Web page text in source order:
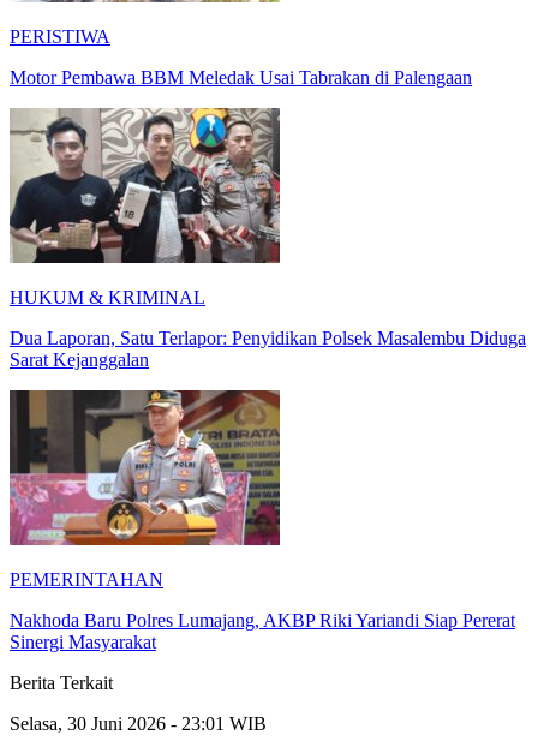
PERISTIWA
Motor Pembawa BBM Meledak Usai Tabrakan di Palengaan
HUKUM & KRIMINAL
Dua Laporan, Satu Terlapor: Penyidikan Polsek Masalembu Diduga
Sarat Kejanggalan
PEMERINTAHAN
Nakhoda Baru Polres Lumajang, AKBP Riki Yariandi Siap Pererat
Sinergi Masyarakat
Berita Terkait
Selasa, 30 Juni 2026 - 23:01 WIB